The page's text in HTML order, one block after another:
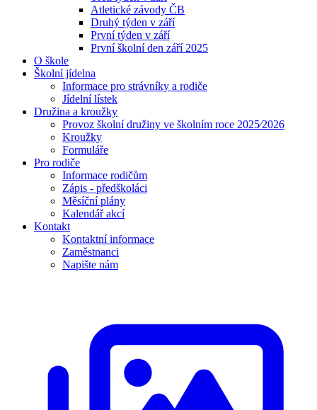
Atletické závody ČB
Druhý týden v září
První týden v září
První školní den září 2025
O škole
Školní jídelna
Informace pro strávníky a rodiče
Jídelní lístek
Družina a kroužky
Provoz školní družiny ve školním roce 2025⁄2026
Kroužky
Formuláře
Pro rodiče
Informace rodičům
Zápis - předškoláci
Měsíční plány
Kalendář akcí
Kontakt
Kontaktní informace
Zaměstnanci
Napište nám